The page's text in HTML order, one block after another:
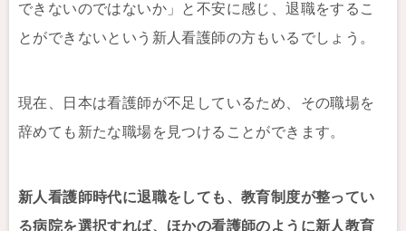
できないのではないか」と不安に感じ、退職をするこ
とができないという新人看護師の方もいるでしょう。
現在、日本は看護師が不足しているため、その職場を
辞めても新たな職場を見つけることができます。
新人看護師時代に退職をしても、教育制度が整ってい
る病院を選択すれば、ほかの看護師のように新人教育